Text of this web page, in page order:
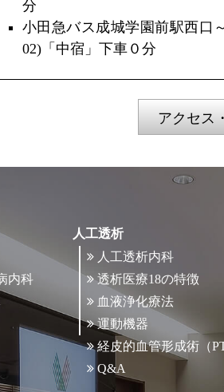
分
小田急バス成城学園前駅西口
02)「中宿」下車０分
アクセス
内科
人工透析
人工透析内科
透析医療18の特徴
血液浄化療法
運動機器
経皮的血管形成術（
Q&A